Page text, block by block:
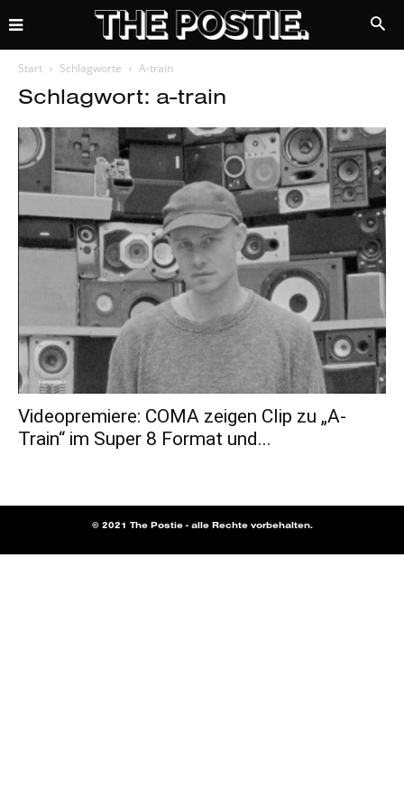
Start Schlagworte A-train
Schlagwort: a-train
Videopremiere: COMA zeigen Clip zu „A-
Train“ im Super 8 Format und...
© 2021 The Postie - alle Rechte vorbehalten.